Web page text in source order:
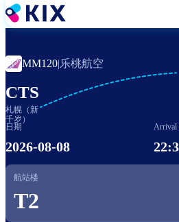
跳
转
主
要
容
MM120|乐桃航空
CTS
札幌（新
千岁）
日期
2026-08-08
Arrival
航站楼
T2